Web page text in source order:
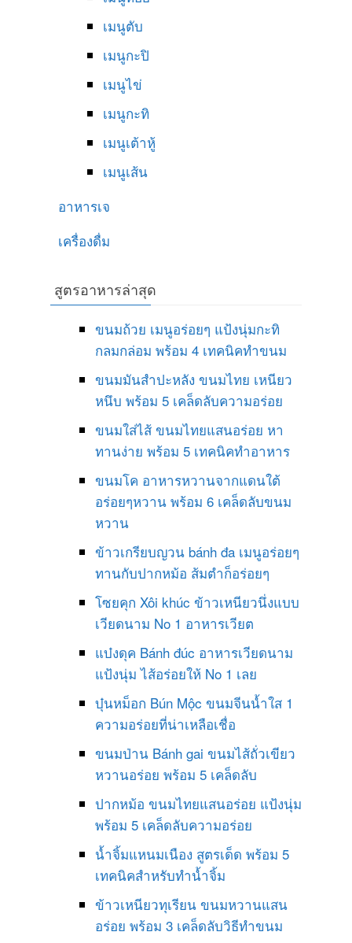
เมนูตับ
เมนูกะปิ
เมนูไข่
เมนูกะทิ
เมนูเต้าหู้
เมนูเส้น
อาหารเจ
เครื่องดื่ม
สูตรอาหารล่าสุด
ขนมถ้วย เมนูอร่อยๆ แป้งนุ่มกะทิ
กลมกล่อม พร้อม 4 เทคนิคทำขนม
ขนมมันสำปะหลัง ขนมไทย เหนียว
หนึบ พร้อม 5 เคล็ดลับความอร่อย
ขนมใส่ไส้ ขนมไทยแสนอร่อย หา
ทานง่าย พร้อม 5 เทคนิคทำอาหาร
ขนมโค อาหารหวานจากแดนใต้
อร่อยๆหวาน พร้อม 6 เคล็ดลับขนม
หวาน
ข้าวเกรียบญวน bánh đa เมนูอร่อยๆ
ทานกับปากหม้อ ส้มตำก็อร่อยๆ
โซยคุก Xôi khúc ข้าวเหนียวนึ่งแบบ
เวียดนาม No 1 อาหารเวียต
แบ๋งดุค Bánh đúc อาหารเวียดนาม
แป้งนุ่ม ไส้อร่อยให้ No 1 เลย
บุ๋นหม็อก Bún Mộc ขนมจีนน้ำใส 1
ความอร่อยที่น่าเหลือเชื่อ
ขนมป่าน Bánh gai ขนมไส้ถั่วเขียว
หวานอร่อย พร้อม 5 เคล็ดลับ
ปากหม้อ ขนมไทยแสนอร่อย แป้งนุ่ม
พร้อม 5 เคล็ดลับความอร่อย
น้ำจิ้มแหนมเนือง สูตรเด็ด พร้อม 5
เทคนิคสำหรับทำน้ำจิ้ม
ข้าวเหนียวทุเรียน ขนมหวานแสน
อร่อย พร้อม 3 เคล็ดลับวิธีทำขนม